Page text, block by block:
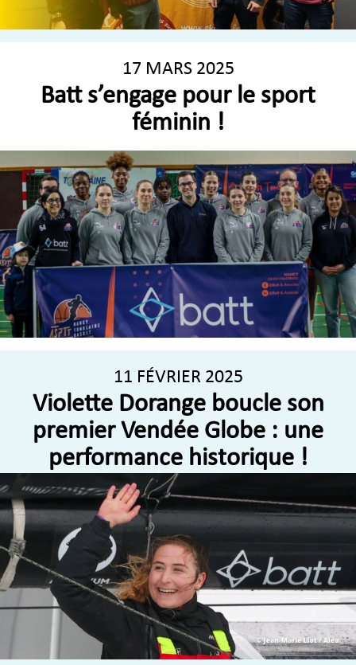
17 MARS 2025
Batt s’engage pour le sport
féminin !
11 FÉVRIER 2025
Violette Dorange boucle son
premier Vendée Globe : une
performance historique !